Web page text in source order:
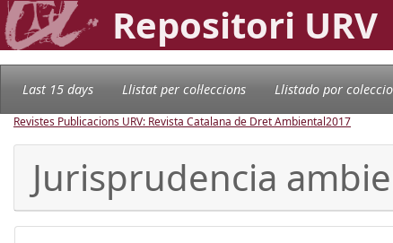
Repositori URV
Last 15 days Llistat per col·leccions Llistado por
Revistes Publicacions URV: Revista Catalana de Dret Ambiental2017
Jurisprudencia